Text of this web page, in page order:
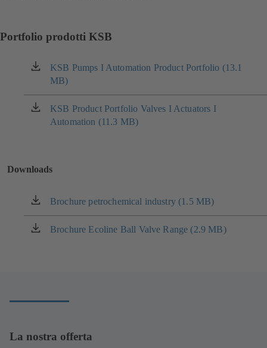
Portfolio prodotti KSB
KSB Pumps I Automation Product Portfolio (13.1
MB)
(si
apre
in
una
nuova
KSB Product Portfolio Valves I Actuators I
Automation (11.3 MB)
(si
apre
scheda)
Downloads
Brochure petrochemical industry (1.5 MB)
(si
apre
in
Brochure Ecoline Ball Valve Range (2.9 MB)
(si
La nostra offerta